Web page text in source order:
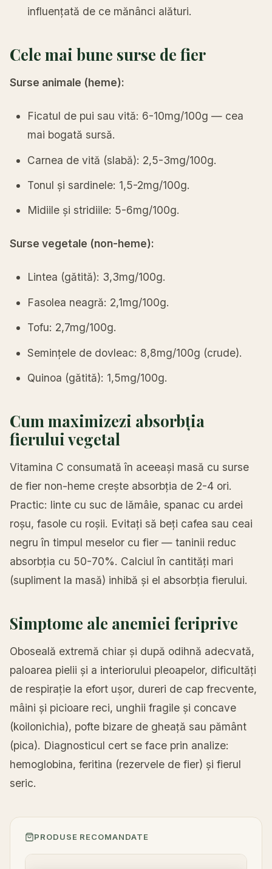
influențată de ce mănânci alături.
Cele mai bune surse de fier
Surse animale (heme):
Ficatul de pui sau vită: 6-10mg/100g — cea
mai bogată sursă.
Carnea de vită (slabă): 2,5-3mg/100g.
Tonul și sardinele: 1,5-2mg/100g.
Midiile și stridiile: 5-6mg/100g.
Surse vegetale (non-heme):
Lintea (gătită): 3,3mg/100g.
Fasolea neagră: 2,1mg/100g.
Tofu: 2,7mg/100g.
Semințele de dovleac: 8,8mg/100g (crude).
Quinoa (gătită): 1,5mg/100g.
Cum maximizezi absorbția
fierului vegetal
Vitamina C consumată în aceeași masă cu surse
de fier non-heme crește absorbția de 2-4 ori.
Practic: linte cu suc de lămâie, spanac cu ardei
roșu, fasole cu roșii. Evitați să beți cafea sau ceai
negru în timpul meselor cu fier — taninii reduc
absorbția cu 50-70%. Calciul în cantități mari
(supliment la masă) inhibă și el absorbția fierului.
Simptome ale anemiei feriprive
Oboseală extremă chiar și după odihnă adecvată,
paloarea pielii și a interiorului pleoapelor, dificultăți
de respirație la efort ușor, dureri de cap frecvente,
mâini și picioare reci, unghii fragile și concave
(koilonichia), pofte bizare de gheață sau pământ
(pica). Diagnosticul cert se face prin analize:
hemoglobina, feritina (rezervele de fier) și fierul
seric.
PRODUSE RECOMANDATE